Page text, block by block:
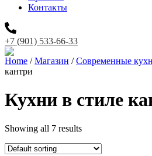
Контакты
+7 (901) 533-66-33
Home /Магазин /Современные
кантри
Кухни в стиле
Showing all 7 results